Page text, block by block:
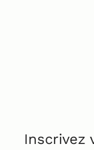
Inscrivez